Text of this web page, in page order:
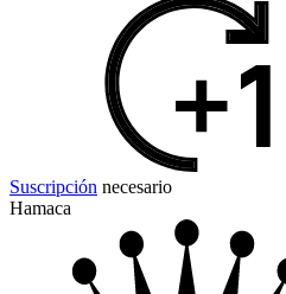
Suscripción necesario
Hamaca